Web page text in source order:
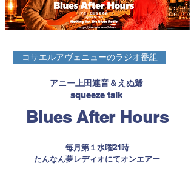
コサエルアヴェニューのラジオ番組
アニー上田連音＆えぬ爺
squeeze talk
Blues After Hours
​毎月第１水曜21時
​たんなん夢レディオにてオンエアー